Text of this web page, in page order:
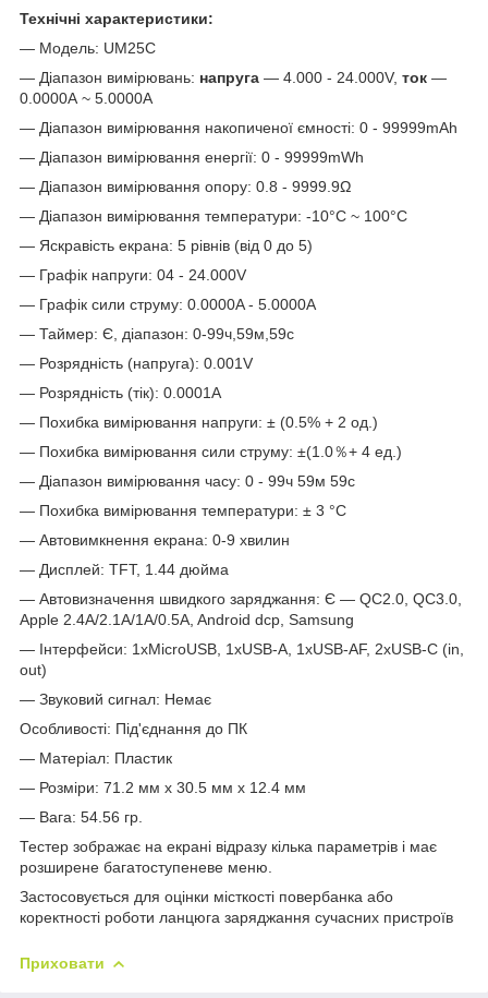
Технічні характеристики:
— Модель: UM25C
— Діапазон вимірювань: напруга — 4.000 - 24.000V, ток —
0.0000А ~ 5.0000А
— Діапазон вимірювання накопиченої ємності: 0 - 99999mAh
— Діапазон вимірювання енергії: 0 - 99999mWh
— Діапазон вимірювання опору: 0.8 - 9999.9Ω
— Діапазон вимірювання температури: -10°C ~ 100°C
— Яскравість екрана: 5 рівнів (від 0 до 5)
— Графік напруги: 04 - 24.000V
— Графік сили струму: 0.0000A - 5.0000A
— Таймер: Є, діапазон: 0-99ч,59м,59с
— Розрядність (напруга): 0.001V
— Розрядність (тік): 0.0001A
— Похибка вимірювання напруги: ± (0.5% + 2 од.)
— Похибка вимірювання сили струму: ±(1.0％+ 4 ед.)
— Діапазон вимірювання часу: 0 - 99ч 59м 59с
— Похибка вимірювання температури: ± 3 °C
— Автовимкнення екрана: 0-9 хвилин
— Дисплей: TFT, 1.44 дюйма
— Автовизначення швидкого заряджання: Є — QC2.0, QC3.0,
Apple 2.4A/2.1A/1A/0.5A, Android dcp, Samsung
— Інтерфейси: 1хMicroUSB, 1xUSB-A, 1хUSB-AF, 2хUSB-C (in,
out)
— Звуковий сигнал: Немає
Особливості: Під'єднання до ПК
— Матеріал: Пластик
— Розміри: 71.2 мм x 30.5 мм x 12.4 мм
— Вага: 54.56 гр.
Тестер зображає на екрані відразу кілька параметрів і має
розширене багатоступеневе меню.
Застосовується для оцінки місткості повербанка або
коректності роботи ланцюга заряджання сучасних пристроїв
Приховати